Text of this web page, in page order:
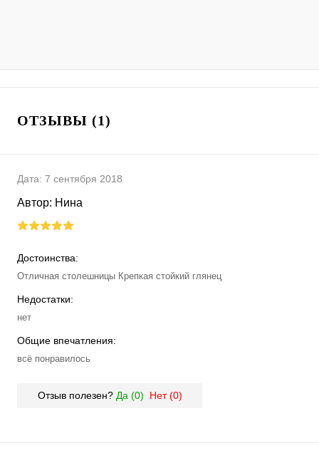
ОТЗЫВЫ (1)
Дата: 7 сентября 2018
Автор: Нина
Достоинства:
Отличная столешницы Крепкая стойкий глянец
Недостатки:
нет
Общие впечатления:
всё понравилось
Отзыв полезен? Да (0) Нет (0)